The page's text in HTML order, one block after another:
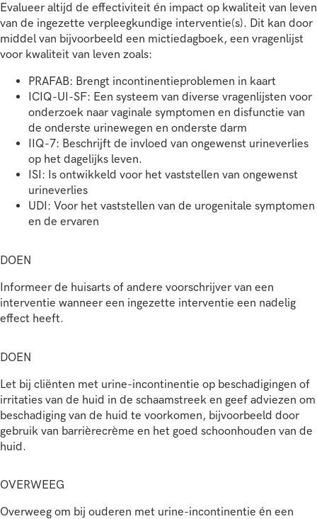
Evalueer altijd de effectiviteit én impact op kwaliteit van leven
van de ingezette verpleegkundige interventie(s). Dit kan door
middel van bijvoorbeeld een mictiedagboek, een vragenlijst
voor kwaliteit van leven zoals:
PRAFAB: Brengt incontinentieproblemen in kaart
ICIQ-UI-SF: Een systeem van diverse vragenlijsten voor
onderzoek naar vaginale symptomen en disfunctie van
de onderste urinewegen en onderste darm
IIQ-7: Beschrijft de invloed van ongewenst urineverlies
op het dagelijks leven.
ISI: Is ontwikkeld voor het vaststellen van ongewenst
urineverlies
UDI: Voor het vaststellen van de urogenitale symptomen
en de ervaren
DOEN
Informeer de huisarts of andere voorschrijver van een
interventie wanneer een ingezette interventie een nadelig
effect heeft.
DOEN
Let bij cliënten met urine-incontinentie op beschadigingen of
irritaties van de huid in de schaamstreek en geef adviezen om
beschadiging van de huid te voorkomen, bijvoorbeeld door
gebruik van barrièrecrème en het goed schoonhouden van de
huid.
OVERWEEG
Overweeg om bij ouderen met urine-incontinentie én een